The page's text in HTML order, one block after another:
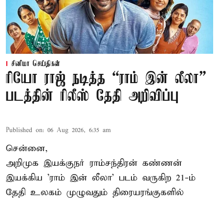
சினிமா செய்திகள்
ரியோ ராஜ் நடித்த “ராம் இன் லீலா”
படத்தின் ரிலீஸ் தேதி அறிவிப்பு
Published on: 06 Aug 2026, 6:35 am
சென்னை,
அறிமுக இயக்குநர் ராம்சந்திரன் கண்ணன்
இயக்கிய 'ராம் இன் லீலா' படம் வருகிற 21-ம்
தேதி உலகம் முழுவதும் திரையரங்குகளில்